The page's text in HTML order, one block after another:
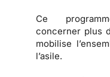
Ce
concerner plus
mobilise
l’asile.